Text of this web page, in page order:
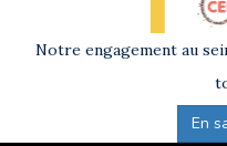
Notre engagement au
En